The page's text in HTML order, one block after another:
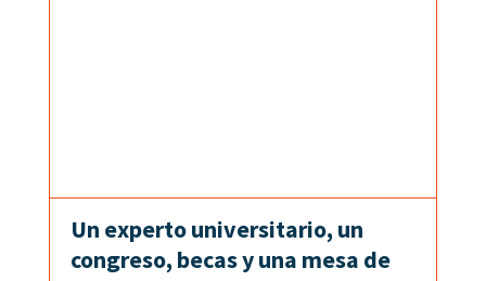
Un experto universitario, un
congreso, becas y una mesa de